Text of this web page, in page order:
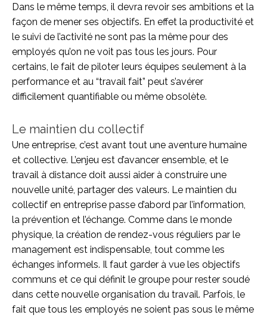
Dans le même temps, il devra revoir ses ambitions et la
façon de mener ses objectifs. En effet la productivité et
le suivi de l’activité ne sont pas la même pour des
employés qu’on ne voit pas tous les jours. Pour
certains, le fait de piloter leurs équipes seulement à la
performance et au “travail fait” peut s’avérer
difficilement quantifiable ou même obsolète.
Le maintien du collectif
Une entreprise, c’est avant tout une aventure humaine
et collective. L’enjeu est d’avancer ensemble, et le
travail à distance doit aussi aider à construire une
nouvelle unité, partager des valeurs. Le maintien du
collectif en entreprise passe d’abord par l’information,
la prévention et l’échange. Comme dans le monde
physique, la création de rendez-vous réguliers par le
management est indispensable, tout comme les
échanges informels. Il faut garder à vue les objectifs
communs et ce qui définit le groupe pour rester soudé
dans cette nouvelle organisation du travail. Parfois, le
fait que tous les employés ne soient pas sous le même